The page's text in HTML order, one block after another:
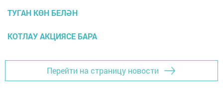
ТУГАН КӨН БЕЛӘН
КОТЛАУ АКЦИЯСЕ БАРА
Перейти на страницу новости